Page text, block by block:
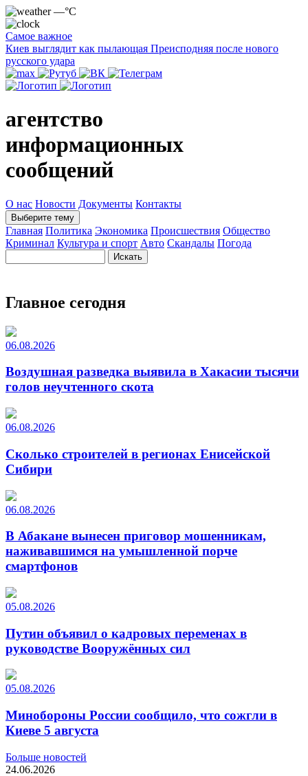
—°C
Самое важное
Киев выглядит как пылающая Преисподняя после нового
русского удара
агентство
информационных
сообщений
О нас Новости Документы Контакты
Выберите тему
Главная Политика Экономика Происшествия Общество
Криминал Культура и спорт Авто Скандалы Погода
Главное сегодня
06.08.2026
Воздушная разведка выявила в Хакасии тысячи
голов неучтенного скота
06.08.2026
Сколько строителей в регионах Енисейской
Сибири
06.08.2026
В Абакане вынесен приговор мошенникам,
наживавшимся на умышленной порче
смартфонов
05.08.2026
Путин объявил о кадровых переменах в
руководстве Вооружённых сил
05.08.2026
Минобороны России сообщило, что сожгли в
Киеве 5 августа
Больше новостей
24.06.2026